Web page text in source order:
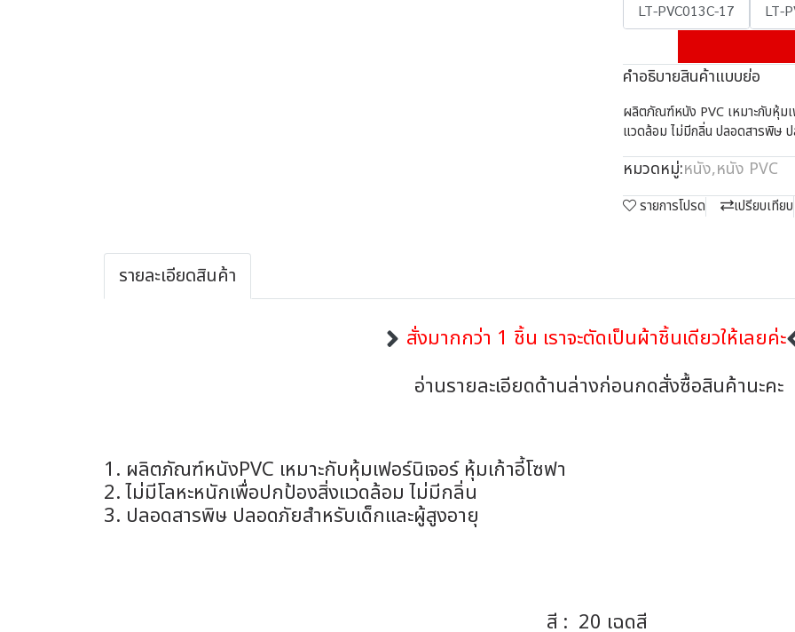
LT-PVC013C-17
LT-
คำอธิบายสินค้าแบบย่อ
ผลิตภัณฑ์หนัง PVC เหมาะกับหุ้มเ
แวดล้อม ไม่มีกลิ่น ปลอดสารพิษ
หมวดหมู่:หนัง,หนัง PVC
รายการโปรด เปรียบเทียบ
รายละเอียดสินค้า
สั่งมากกว่า 1 ชิ้น เราจะตัดเป็นผ้าชิ้นเดียวให้เลยค่ะ
อ่านรายละเอียดด้านล่างก่อนกดสั่งซื้อสินค้านะคะ
1. ผลิตภัณฑ์หนังPVC เหมาะกับหุ้มเฟอร์นิเจอร์ หุ้มเก้าอี้โซฟา
2. ไม่มีโลหะหนักเพื่อปกป้องสิ่งแวดล้อม ไม่มีกลิ่น
3. ปลอดสารพิษ ปลอดภัยสำหรับเด็กและผู้สูงอายุ
สี : 20 เฉดสี